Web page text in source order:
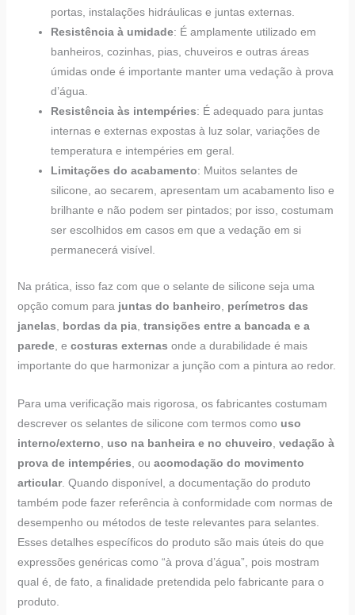
portas, instalações hidráulicas e juntas externas.
Resistência à umidade: É amplamente utilizado em
banheiros, cozinhas, pias, chuveiros e outras áreas
úmidas onde é importante manter uma vedação à prova
d’água.
Resistência às intempéries: É adequado para juntas
internas e externas expostas à luz solar, variações de
temperatura e intempéries em geral.
Limitações do acabamento: Muitos selantes de
silicone, ao secarem, apresentam um acabamento liso e
brilhante e não podem ser pintados; por isso, costumam
ser escolhidos em casos em que a vedação em si
permanecerá visível.
Na prática, isso faz com que o selante de silicone seja uma
opção comum para juntas do banheiro, perímetros das
janelas, bordas da pia, transições entre a bancada e a
parede, e costuras externas onde a durabilidade é mais
importante do que harmonizar a junção com a pintura ao redor.
Para uma verificação mais rigorosa, os fabricantes costumam
descrever os selantes de silicone com termos como uso
interno/externo
uso na banheira e no chuveiro vedação à
prova de intempéries , ou acomodação do movimento
articular. Quando disponível, a documentação do produto
também pode fazer referência à conformidade com normas de
desempenho ou métodos de teste relevantes para selantes.
Esses detalhes específicos do produto são mais úteis do que
expressões genéricas como “à prova d’água”, pois mostram
qual é, de fato, a finalidade pretendida pelo fabricante para o
produto.